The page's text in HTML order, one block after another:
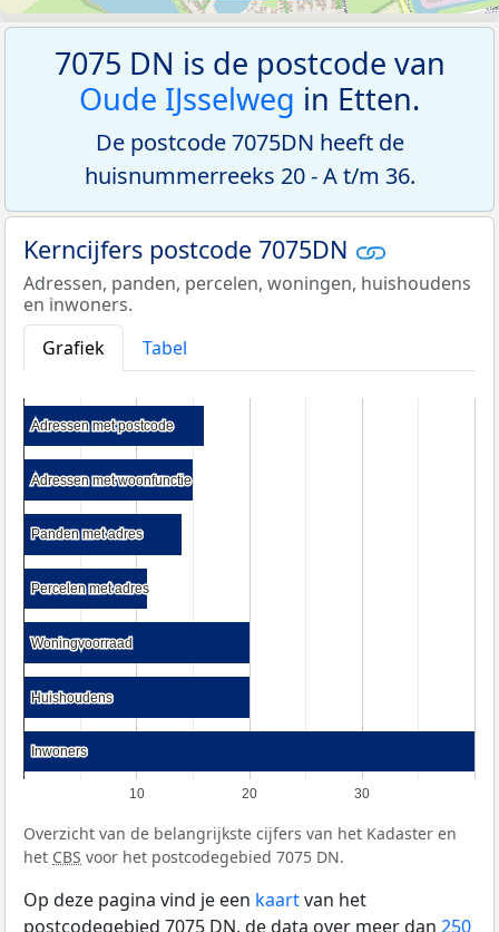
7075 DN is de postcode van
Oude IJsselweg in Etten.
De postcode 7075DN heeft de
huisnummerreeks 20 - A t/m 36.
Kerncijfers postcode 7075DN
Adressen, panden, percelen, woningen, huishoudens
en inwoners.
Grafiek
Tabel
10 20 30
Adressen met postcode
Adressen met postcode
Adressen met woonfunctie
Adressen met woonfunctie
Panden met adres
Panden met adres
Percelen met adres
Percelen met adres
Woningvoorraad
Woningvoorraad
Huishoudens
Huishoudens
Inwoners
Inwoners
Overzicht van de belangrijkste cijfers van het Kadaster en
het CBS voor het postcodegebied 7075 DN.
Op deze pagina vind je een kaartvan het
postcodegebied 7075 DN, de data over meer dan 250